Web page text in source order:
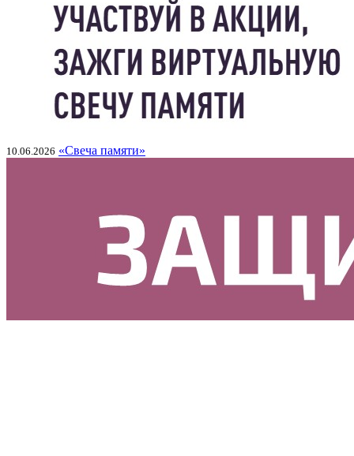
10.06.2026 «Свеча памяти»